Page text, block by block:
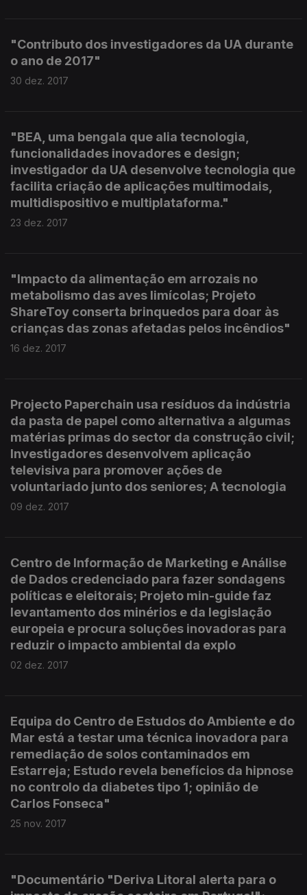
"Contributo dos investigadores da UA durante
o ano de 2017"
30 dez. 2017
"BEA, uma bengala que alia tecnologia,
funcionalidades inovadores e design;
investigador da UA desenvolve tecnologia que
facilita criação de aplicações multimodais,
multidispositivo e multiplataforma."
23 dez. 2017
"Impacto da alimentação em arrozais no
metabolismo das aves limícolas; Projeto
ShareToy conserta brinquedos para doar às
crianças das zonas afetadas pelos incêndios"
16 dez. 2017
Projecto Paperchain usa resíduos da indústria
da pasta de papel como alternativa a algumas
matérias primas do sector da construção civil;
Investigadores desenvolvem aplicação
televisiva para promover ações de
voluntariado junto dos seniores; A tecnologia
09 dez. 2017
Centro de Informação de Marketing e Análise
de Dados credenciado para fazer sondagens
políticas e eleitorais; Projeto min-guide faz
levantamento dos minérios e da legislação
europeia e procura soluções inovadoras para
reduzir o impacto ambiental da explo
02 dez. 2017
Equipa do Centro de Estudos do Ambiente e do
Mar está a testar uma técnica inovadora para
remediação de solos contaminados em
Estarreja; Estudo revela benefícios da hipnose
no controlo da diabetes tipo 1; opinião de
Carlos Fonseca"
25 nov. 2017
"Documentário "Deriva Litoral alerta para o